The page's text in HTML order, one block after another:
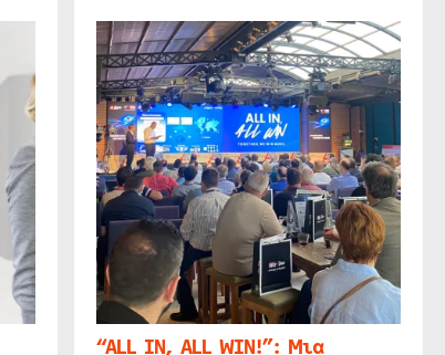
“ALL IN, ALL WIN!”: Μια